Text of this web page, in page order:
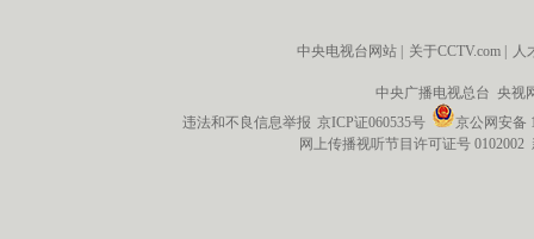
中央电视台网站 关于CCTV.com 人
中央广播电视总台 央视
违法和不良信息举报 京ICP证060535号
京公网安备
网上传播视听节目许可证号 0102002